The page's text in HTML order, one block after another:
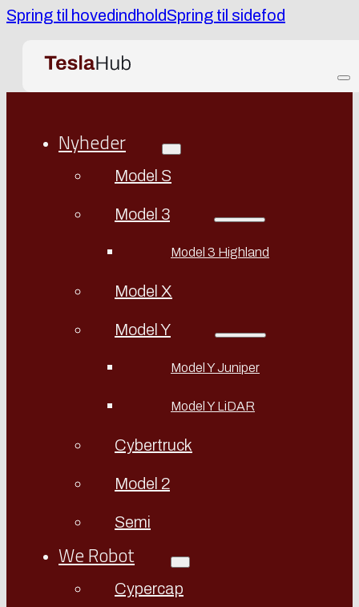
Spring til hovedindholdSpring til sidefod
Nyheder
Model S
Model 3
Model 3 Highland
Model X
Model Y
Model Y Juniper
Model Y LiDAR
Cybertruck
Model 2
Semi
We Robot
Cypercap